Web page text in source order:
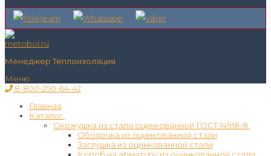
Менеджер Теплоизоляция
Меню
8-800-250-64-42
Главная
Каталог
Окожушка из стали оцинкованной ГОСТ 14918-8
Оболочка из оцинкованной стали
Заглушка из оцинкованной стали